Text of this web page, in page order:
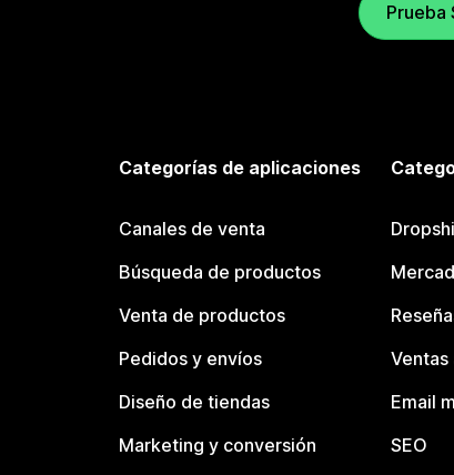
Prueba
Categorías de aplicaciones
Canales de venta
Búsqueda de productos
Venta de productos
Pedidos y envíos
Diseño de tiendas
Marketing y conversión
Email
SEO